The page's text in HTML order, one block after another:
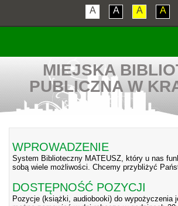
A A A A
MIEJSKA
PUBLICZNA W
WPROWADZENIE
System Biblioteczny MATEUSZ, który u nas
sobą wiele możliwości. Chcemy przybliżyć
DOSTĘPNOŚĆ POZYCJI
Pozycje (książki, audiobooki) do wypożyczenia